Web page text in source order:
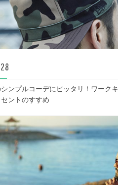
シンプルコーデにピッタリ！ワーク
ントのすすめ